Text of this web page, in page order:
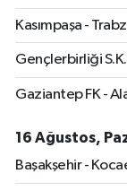
Kasımpaşa -
Gençlerbirliği
Gaziantep FK -
16 Ağustos,
Başakşehir -